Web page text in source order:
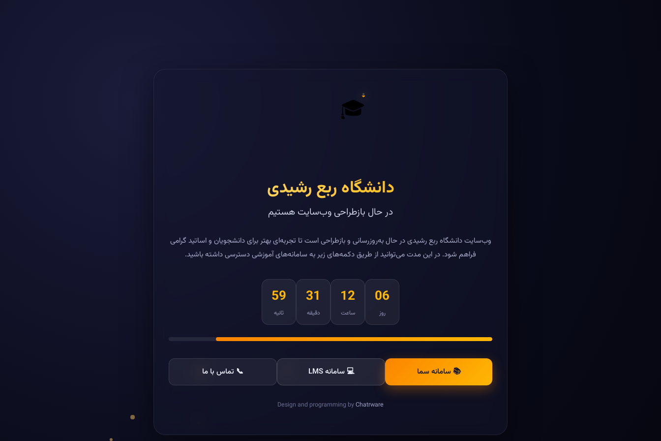
🎓
دانشگاه ربع رشیدی
در حال بازطراحی وب‌سایت هستیم
وب‌سایت دانشگاه ربع رشیدی در حال به‌روزرسانی و بازطراحی است تا تجربه‌ای بهتر برای دانشجویان و اساتید گرامی
فراهم شود. در این مدت می‌توانید از طریق دکمه‌های زیر به سامانه‌های آموزشی دسترسی داشته باشید.
06
روز
12
ساعت
31
دقیقه
59
ثانیه
📚 سامانه سما 💻 سامانه LMS 📞 تماس با ما
Design and programming byChatrware